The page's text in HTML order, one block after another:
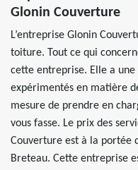
Glonin Couverture
L’entreprise Glonin
toiture. Tout ce qui
cette entreprise. Elle a une
expérimentés en matière
mesure de prendre en
vous fasse. Le prix des
Couverture est à la portée
Breteau. Cette entreprise